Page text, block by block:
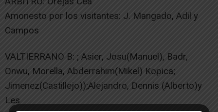
Amonesto por los visitantes: J. Mangado, Adil y
Campos
VALTIERRANO B: ; Asier, Josu(Manuel), Badr,
Onwu, Morella, Abderrahim(Mikel) Kopica;
Jimenez(Castillejo));Alejandro, Dennis (Alberto)y
Les